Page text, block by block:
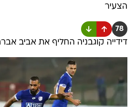
הצעיר
78
דידייה קוגבניה החליף את אביב